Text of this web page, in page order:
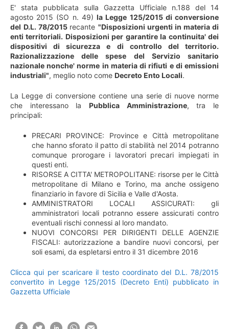
E' stata pubblicata sulla Gazzetta Ufficiale n.188 del 14
agosto 2015 (SO n. 49)la Legge 125/2015 di conversione
del D.L. 78/2015 recante "Disposizioni urgenti in materia di
enti territoriali. Disposizioni per garantire la continuita' dei
dispositivi di sicurezza e di controllo del territorio.
Razionalizzazione delle spese del Servizio sanitario
nazionale nonche' norme in materia di rifiuti e di emissioni
industriali", meglio noto come Decreto Ento Locali.
La Legge di conversione contiene una serie di nuove norme
che interessano la Pubblica Amministrazione, tra le
principali:
PRECARI PROVINCE: Province e Città metropolitane
che hanno sforato il patto di stabilità nel 2014 potranno
comunque prorogare i lavoratori precari impiegati in
questi enti.
RISORSE A CITTA' METROPOLITANE: risorse per le Città
metropolitane di Milano e Torino, ma anche ossigeno
finanziario in favore di Sicilia e Valle d'Aosta.
AMMINISTRATORI LOCALI ASSICURATI: gli
amministratori locali potranno essere assicurati contro
eventuali rischi connessi al loro mandato.
NUOVI CONCORSI PER DIRIGENTI DELLE AGENZIE
FISCALI: autorizzazione a bandire nuovi concorsi, per
soli esami, da espletarsi entro il 31 dicembre 2016
Clicca qui per scaricare il testo coordinato del D.L. 78/2015
convertito in Legge 125/2015 (Decreto Enti) pubblicato in
Gazzetta Ufficiale